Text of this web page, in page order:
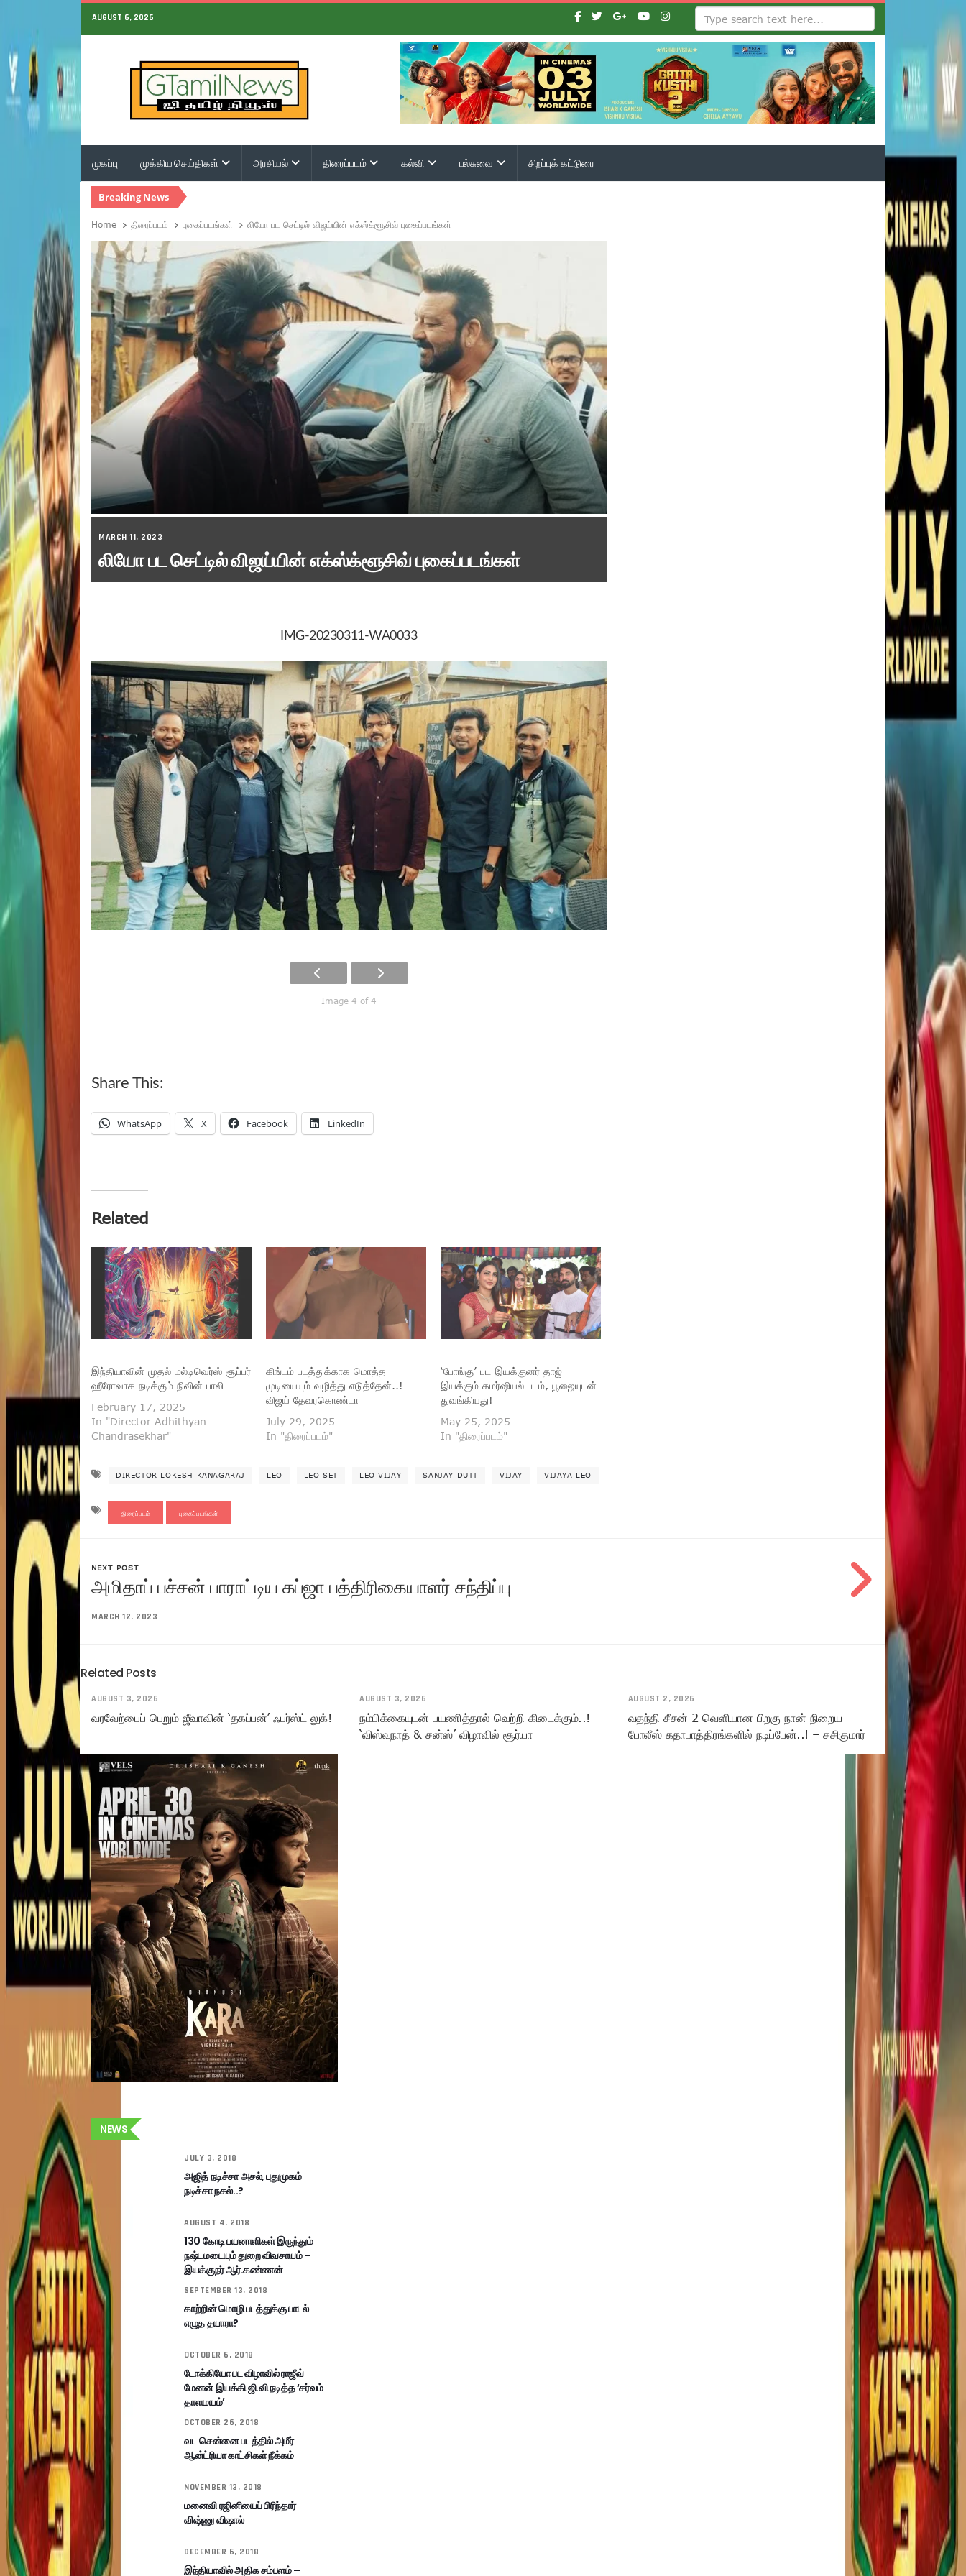
AUGUST 6, 2026
முகப்பு முக்கிய செய்திகள் அரசியல் திரைப்படம் கல்வி பல்சுவை சிறப்புக் கட்டுரை
Breaking News
Home திரைப்படம் புகைப்படங்கள் லியோ பட செட்டில் விஜய்யின் எக்ஸ்க்ளூசிவ் புகைப்படங்கள்
MARCH 11, 2023
லியோ பட செட்டில் விஜய்யின் எக்ஸ்க்ளூசிவ் புகைப்படங்கள்
IMG-20230311-WA0033
Image 4 of 4
Share This:
WhatsApp X Facebook LinkedIn
Related
இந்தியாவின் முதல் மல்டிவெர்ஸ் சூப்பர்
ஹீரோவாக நடிக்கும் நிவின் பாலி
February 17, 2025
In "Director Adhithyan
Chandrasekhar"
கிங்டம் படத்துக்காக மொத்த
முடியையும் வழித்து எடுத்தேன்..! –
விஜய் தேவரகொண்டா
July 29, 2025
In "திரைப்படம்"
‘போங்கு’ பட இயக்குனர் தாஜ்
இயக்கும் கமர்ஷியல் படம், பூஜையுடன்
துவங்கியது!
May 25, 2025
In "திரைப்படம்"
DIRECTOR LOKESH KANAGARAJ LEO LEO SET LEO VIJAY SANJAY DUTT VIJAY VIJAYA LEO
திரைப்படம் புகைப்படங்கள்
NEXT POST
அமிதாப் பச்சன் பாராட்டிய கப்ஜா பத்திரிகையாளர் சந்திப்பு
MARCH 12, 2023
Related Posts
AUGUST 3, 2026
வரவேற்பைப் பெறும் ஜீவாவின் ‘தகப்பன்’ ஃபர்ஸ்ட் லுக்!
AUGUST 3, 2026
நம்பிக்கையுடன் பயணித்தால் வெற்றி கிடைக்கும்..!
‘விஸ்வநாத் & சன்ஸ்’ விழாவில் சூர்யா
AUGUST 2, 2026
வதந்தி சீசன் 2 வெளியான பிறகு நான் நிறைய
போலீஸ் கதாபாத்திரங்களில் நடிப்பேன்..! – சசிகுமார்
NEWS
JULY 3, 2018
அஜித் நடிச்சா அசல், புதுமுகம்
நடிச்சா நகல்..?
AUGUST 4, 2018
130 கோடி பயனாளிகள் இருந்தும்
நஷ்டமடையும் துறை விவசாயம் –
இயக்குநர் ஆர்.கண்ணன்
SEPTEMBER 13, 2018
காற்றின் மொழி படத்துக்கு பாடல்
எழுத தயாரா?
OCTOBER 6, 2018
டோக்கியோ பட விழாவில் ராஜீவ்
மேனன் இயக்கி ஜி.வி நடித்த ‘சர்வம்
தாளமயம்’
OCTOBER 26, 2018
வட சென்னை படத்தில் அமீர்
ஆன்ட்ரியா காட்சிகள் நீக்கம்
NOVEMBER 13, 2018
மனைவி ரஜினியைப் பிரிந்தார்
விஷ்ணு விஷால்
DECEMBER 6, 2018
இந்தியாவில் அதிக சம்பளம் –